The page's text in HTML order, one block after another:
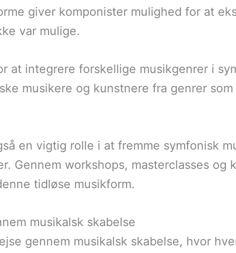
giver komponister mulighed for at
var mulige.
at integrere forskellige musikgenrer i
musikere og kunstnere fra genrer
en vigtig rolle i at fremme symfonisk
Gennem workshops, masterclasses og
tidløse musikform.
musikalsk skabelse
gennem musikalsk skabelse, hvor